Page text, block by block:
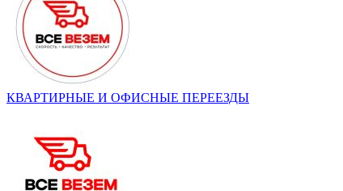
КВАРТИРНЫЕ И ОФИСНЫЕ ПЕРЕЕЗДЫ